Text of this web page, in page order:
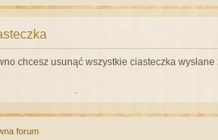
chcesz usunąć wszystkie ciasteczka wysłane
forum